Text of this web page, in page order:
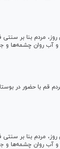
مردم بنا بر
آب روان چشمه‌ها و
همزمان با روز طبیعت،
مردم بنا بر
آب روان چشمه‌ها و